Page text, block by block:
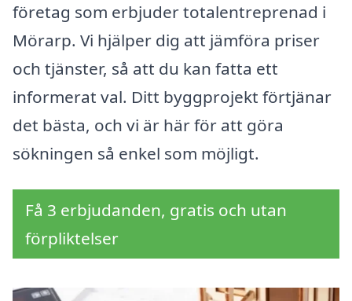
företag som erbjuder totalentreprenad i
Mörarp. Vi hjälper dig att jämföra priser
och tjänster, så att du kan fatta ett
informerat val. Ditt byggprojekt förtjänar
det bästa, och vi är här för att göra
sökningen så enkel som möjligt.
Få 3 erbjudanden, gratis och utan
förpliktelser